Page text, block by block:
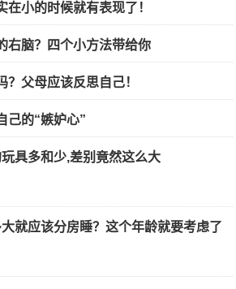
在小的时候就有表现了！
右脑？四个小方法带给你
？父母应该反思自己！
己的“嫉妒心”
具多和少,差别竟然这么大
就应该分房睡？这个年龄就要考虑了